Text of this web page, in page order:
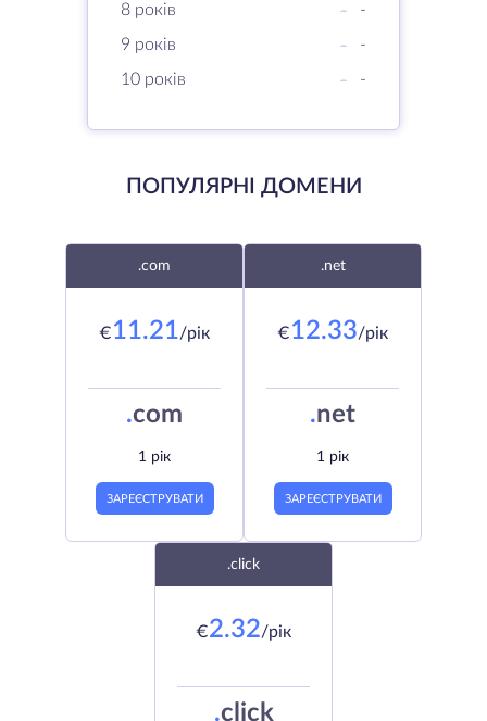
8 років
-
-
9 років
-
-
10 років
- -
ПОПУЛЯРНІ ДОМЕНИ
.com
€11.21/рік
.com
1 рік
ЗАРЕЄСТРУВАТИ
.net
€12.33/рік
.net
1 рік
ЗАРЕЄСТРУВАТИ
.click
€2.32/рік
.click